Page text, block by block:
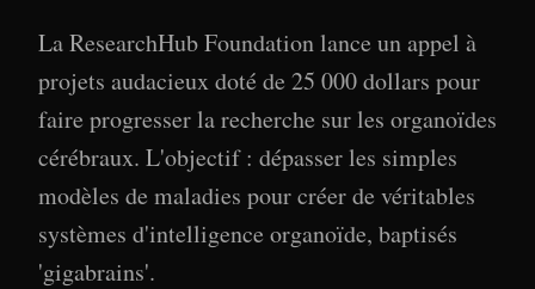
La ResearchHub Foundation lance un appel à
projets audacieux doté de 25 000 dollars pour
faire progresser la recherche sur les organoïdes
cérébraux. L'objectif : dépasser les simples
modèles de maladies pour créer de véritables
systèmes d'intelligence organoïde, baptisés
'gigabrains'.